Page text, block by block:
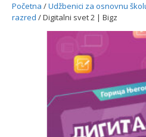
Početna /Udžbenici za osnovnu
razred / Digitalni svet 2 | Bigz